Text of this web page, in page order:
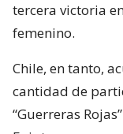
tercera victoria
femenino.
Chile, en tanto,
cantidad de
“Guerreras